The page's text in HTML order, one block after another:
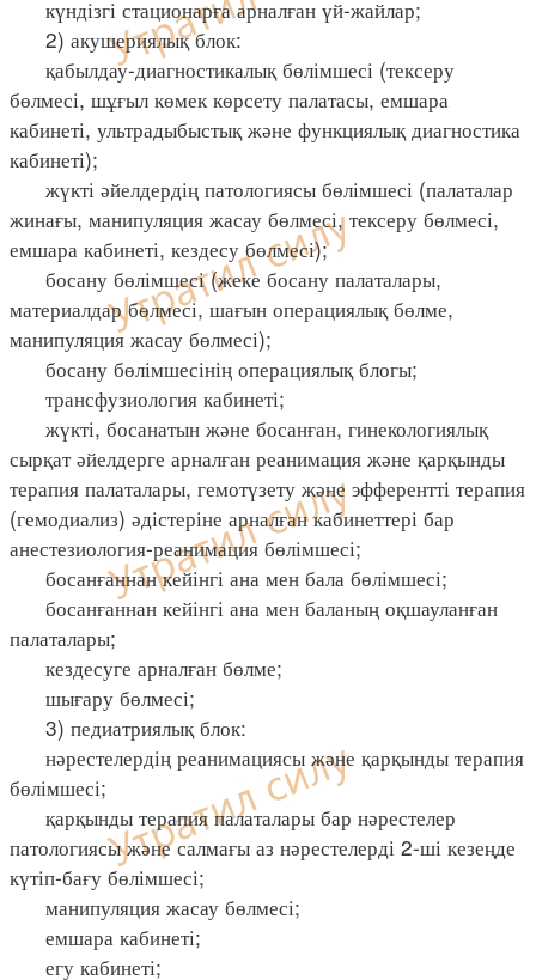
күндізгі стационарға арналған үй-жайлар;
2) акушериялық блок:
қабылдау-диагностикалық бөлімшесі (тексеру
бөлмесі, шұғыл көмек көрсету палатасы, емшара
кабинеті, ультрадыбыстық және функциялық диагностика
кабинеті);
жүкті әйелдердің патологиясы бөлімшесі (палаталар
жинағы, манипуляция жасау бөлмесі, тексеру бөлмесі,
емшара кабинеті, кездесу бөлмесі);
босану бөлімшесі (жеке босану палаталары,
материалдар бөлмесі, шағын операциялық бөлме,
манипуляция жасау бөлмесі);
босану бөлімшесінің операциялық блогы;
трансфузиология кабинеті;
жүкті, босанатын және босанған, гинекологиялық
сырқат әйелдерге арналған реанимация және қарқынды
терапия палаталары, гемотүзету және эфферентті терапия
(гемодиализ) әдістеріне арналған кабинеттері бар
анестезиология-реанимация бөлімшесі;
босанғаннан кейінгі ана мен бала бөлімшесі;
босанғаннан кейінгі ана мен баланың оқшауланған
палаталары;
кездесуге арналған бөлме;
шығару бөлмесі;
3) педиатриялық блок:
нәрестелердің реанимациясы және қарқынды терапия
бөлімшесі;
қарқынды терапия палаталары бар нәрестелер
патологиясы және салмағы аз нәрестелерді 2-ші кезеңде
күтіп-бағу бөлімшесі;
манипуляция жасау бөлмесі;
емшара кабинеті;
егу кабинеті;